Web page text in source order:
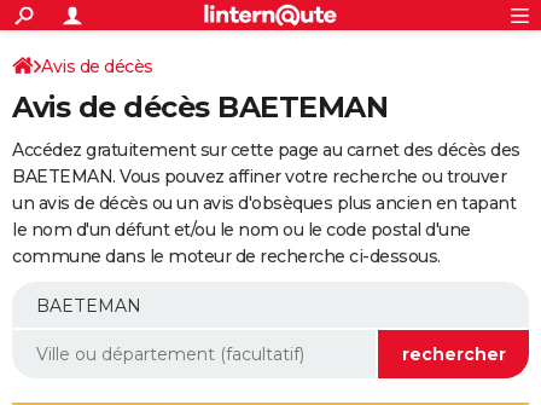
ACTUALITÉS
Politique
Société
Faits Divers
Education
Monde
Villes
+
SPORT
Coupe du monde 2026
Football
Tennis
Cyclisme
Rugby
Forum
Programme TV
TNT
Streaming
Cinéma
Sorties cinéma
Musique
+
FINANCE
Impôts
Immobilier
Risques naturels par ville
Banque
Assurance
Crédit
AUTO
Essais
Réserver un essai
Citadines
Berlines
SUV
Forum auto
+
Mobiles
Meilleur smartphone
Internet
Ordinateurs
Jeux vidéo
Guide high-tech
Aménagement intérieur
Avis de décès
Avis de décès BAETEMAN
Accédez gratuitement sur cette page au carnet des décès des
BAETEMAN. Vous pouvez affiner votre recherche ou trouver
un avis de décès ou un avis d'obsèques plus ancien en tapant
le nom d'un défunt et/ou le nom ou le code postal d'une
commune dans le moteur de recherche ci-dessous.